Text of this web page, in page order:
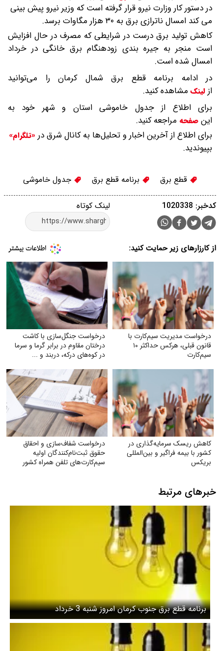
در دستور کار وزارت نیرو قرار گرفته است که وزیر نیرو پیش بینی
می کند امسال ناترازی برق به ۳۰ هزار مگاوات برسد.
کاهش تولید برق درست در شرایطی که مصرف در حال افزایش
است منجر به جیره بندی زودهنگام برق خانگی در خرداد
امسال شده است.
در ادامه برنامه قطع برق شمال کرمان را می‌توانید
از لینک مشاهده کنید.
برای اطلاع از جدول خاموشی استان و شهر خود به
این صفحه مراجعه کنید.
برای اطلاع از آخرین اخبار و تحلیل‌ها به کانال شرق در «تلگرام»
بپیوندید.
قطع برق برنامه قطع برق جدول خاموشی
لینک کوتاه کدخبر: 1020338
از کارزارهای زیر حمایت کنید:
درخواست مدیریت سیم‌کارت با
قانون قبلی، هرکس حداکثر ۱۰
سیم‌کارت
درخواست جنگل‌سازی با کاشت
درختان مقاوم در برابر گرما و سرما
در کوه‌های درکه، دربند و ...
کاهش ریسک سرمایه‌گذاری در
کشور با بیمه فراگیر و بین‌المللی
بریکس
درخواست شفاف‌سازی و احقاق
حقوق ثبت‌نام‌کنندگان اولیه
سیم‌کارت‌های تلفن همراه کشور
خبرهای مرتبط
برنامه قطع برق جنوب کرمان امروز شنبه 3 خرداد